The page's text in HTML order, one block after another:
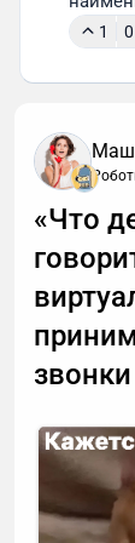
1 0
«Что
звонки